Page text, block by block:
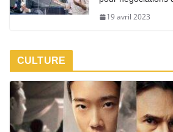
19 avril 2023
CULTURE